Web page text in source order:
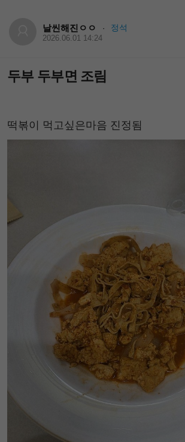
날씬해진ㅇㅇ · 정석
2026.06.01 14:24
두부 두부면 조림
떡볶이 먹고싶은마음 진정됨